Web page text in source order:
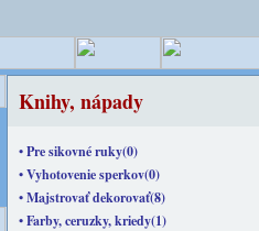
Knihy, nápady
• Pre sikovné ruky(0)
• Vyhotovenie sperkov(0)
• Majstrovať dekorovať(8)
• Farby, ceruzky, kriedy(1)